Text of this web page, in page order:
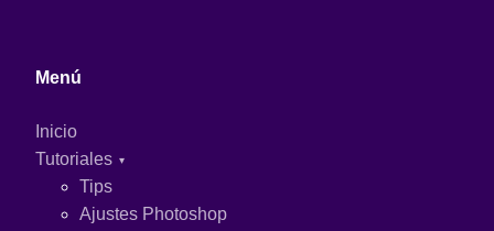
Menú
Inicio
Tutoriales
Tips
Ajustes Photoshop